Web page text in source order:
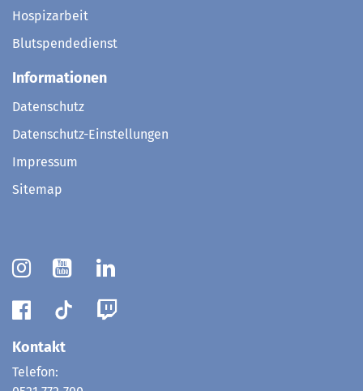
Hospizarbeit
Blutspendedienst
Informationen
Datenschutz
Datenschutz-Einstellungen
Impressum
Sitemap
Kontakt
Telefon: